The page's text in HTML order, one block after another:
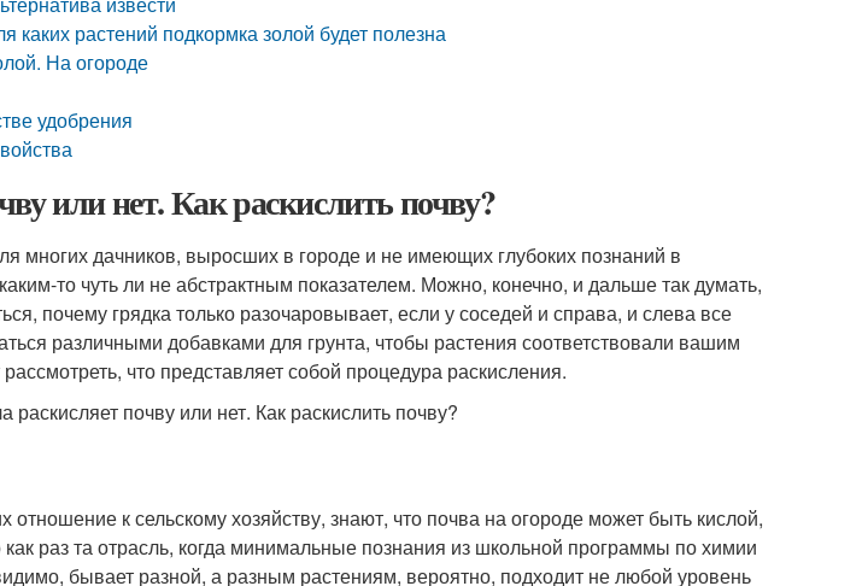
каких растений подкормка золой будет полезна
На огороде
удобрения
или нет. Как раскислить почву?
многих дачников, выросших в городе и не имеющих глубоких познаний в
то чуть ли не абстрактным показателем. Можно, конечно, и дальше так думать,
почему грядка только разочаровывает, если у соседей и справа, и слева все
различными добавками для грунта, чтобы растения соответствовали вашим
что представляет собой процедура раскисления.
к сельскому хозяйству, знают, что почва на огороде может быть кислой,
раз та отрасль, когда минимальные познания из школьной программы по химии
бывает разной, а разным растениям, вероятно, подходит не любой уровень